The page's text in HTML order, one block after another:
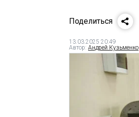
Поделиться
13.03.2025 20:49
Автор: Андрей Кузьменко